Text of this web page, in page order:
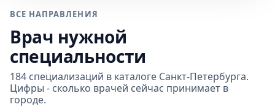
ВСЕ НАПРАВЛЕНИЯ
Врач нужной
специальности
184 специализаций в каталоге Санкт-Петербурга.
Цифры - сколько врачей сейчас принимает в
городе.